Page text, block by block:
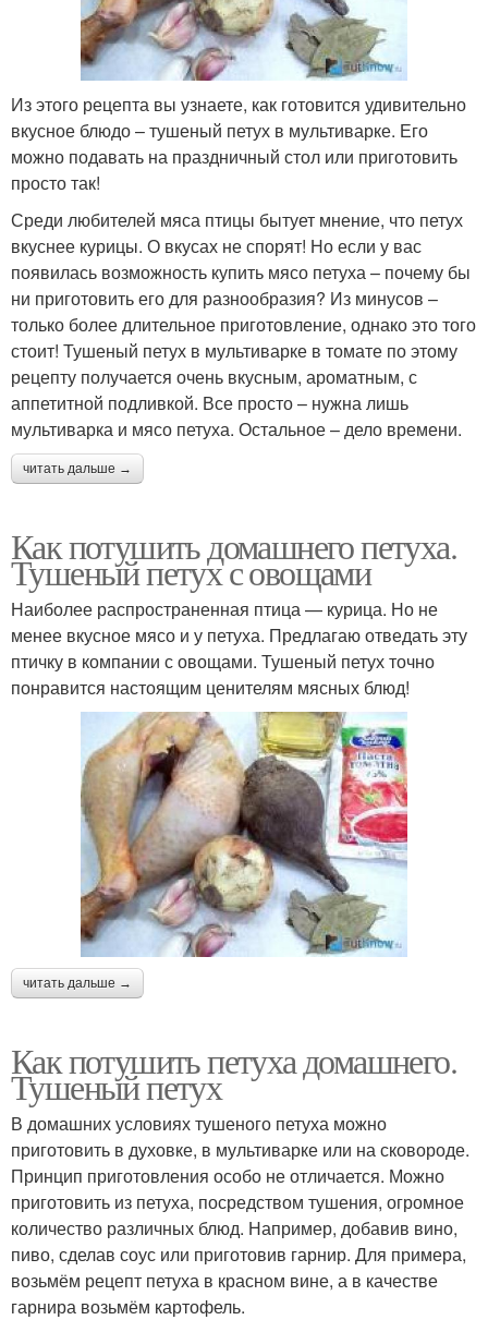
Из этого рецепта вы узнаете, как готовится удивительно
вкусное блюдо – тушеный петух в мультиварке. Его
можно подавать на праздничный стол или приготовить
просто так!
Среди любителей мяса птицы бытует мнение, что петух
вкуснее курицы. О вкусах не спорят! Но если у вас
появилась возможность купить мясо петуха – почему бы
ни приготовить его для разнообразия? Из минусов –
только более длительное приготовление, однако это того
стоит! Тушеный петух в мультиварке в томате по этому
рецепту получается очень вкусным, ароматным, с
аппетитной подливкой. Все просто – нужна лишь
мультиварка и мясо петуха. Остальное – дело времени.
читать дальше →
Как потушить домашнего петуха.
Тушеный петух с овощами
Наиболее распространенная птица — курица. Но не
менее вкусное мясо и у петуха. Предлагаю отведать эту
птичку в компании с овощами. Тушеный петух точно
понравится настоящим ценителям мясных блюд!
читать дальше →
Как потушить петуха домашнего.
Тушеный петух
В домашних условиях тушеного петуха можно
приготовить в духовке, в мультиварке или на сковороде.
Принцип приготовления особо не отличается. Можно
приготовить из петуха, посредством тушения, огромное
количество различных блюд. Например, добавив вино,
пиво, сделав соус или приготовив гарнир. Для примера,
возьмём рецепт петуха в красном вине, а в качестве
гарнира возьмём картофель.